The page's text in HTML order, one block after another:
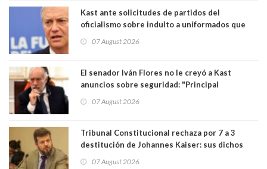
Kast ante solicitudes de partidos del
oficialismo sobre indulto a uniformados que
07 August 2026
El senador Iván Flores no le creyó a Kast
anuncios sobre seguridad: "Principal
perseguir ruta del dinero y levantar secreto
07 August 2026
Tribunal Constitucional rechaza por 7 a 3
destitución de Johannes Kaiser: sus dichos
07 August 2026